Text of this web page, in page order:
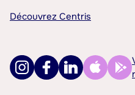
Découvrez Centris